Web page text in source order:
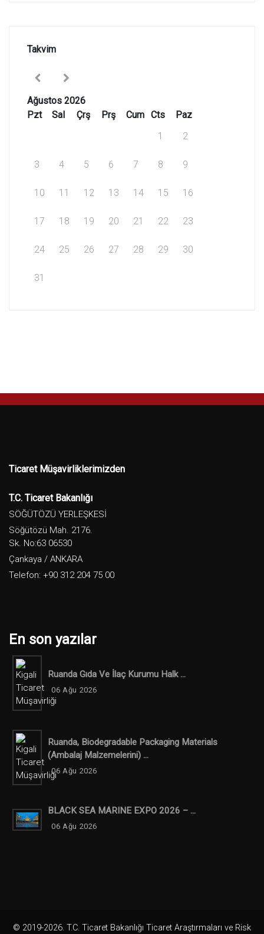
Takvim
Ağustos 2026
Pzt
Sal Çrş Prş Cum Cts
Paz
1
2
3 4 5 6 7 8 9
10 11 12 13 14 15 16
17 18 19 20 21 22 23
24 25 26 27 28 29 30
31
Ticaret Müşavirliklerimizden
T.C. Ticaret Bakanlığı
SÖĞÜTÖZÜ YERLEŞKESİ
Söğütözü Mah. 2176.
Sk. No:63 06530
Çankaya / ANKARA
Telefon: +90 312 204 75 00
En son yazılar
Ruanda Gıda Ve İlaç Kurumu Halk ...
06 Ağu 2026
Ruanda, Biodegradable Packaging Materials
(ambalaj Malzemelerini) ...
06 Ağu 2026
BLACK SEA MARINE EXPO 2026 – ...
06 Ağu 2026
© 2019-2026. T.C. Ticaret Bakanlığı Ticaret Araştırmaları ve Risk